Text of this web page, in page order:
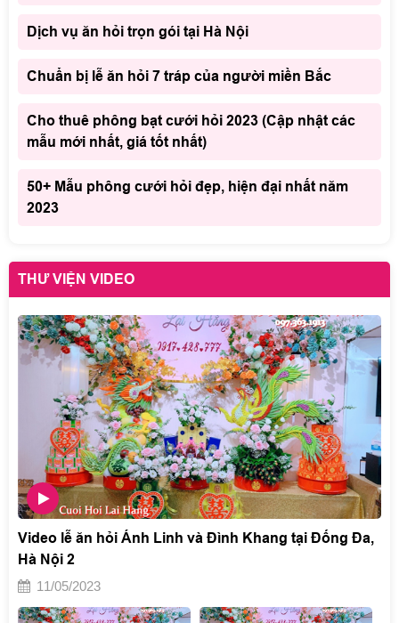
Dịch vụ ăn hỏi trọn gói tại Hà Nội
Chuẩn bị lễ ăn hỏi 7 tráp của người miền Bắc
Cho thuê phông bạt cưới hỏi 2023 (Cập nhật các
mẫu mới nhất, giá tốt nhất)
50+ Mẫu phông cưới hỏi đẹp, hiện đại nhất năm
2023
THƯ VIỆN VIDEO
Video lễ ăn hỏi Ánh Linh và Đình Khang tại Đống Đa,
Hà Nội 2
11/05/2023